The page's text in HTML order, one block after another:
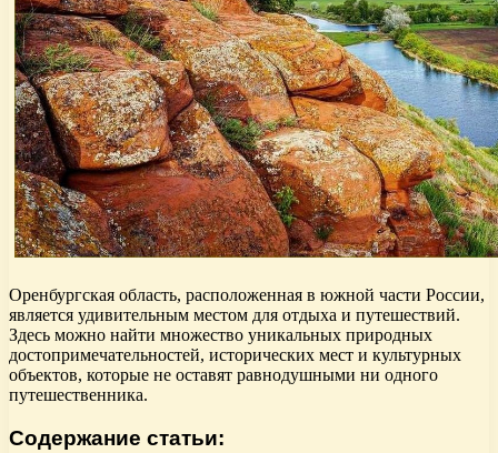
Оренбургская область, расположенная в южной части России,
является удивительным местом для отдыха и путешествий.
Здесь можно найти множество уникальных природных
достопримечательностей, исторических мест и культурных
объектов, которые не оставят равнодушными ни одного
путешественника.
Содержание статьи: